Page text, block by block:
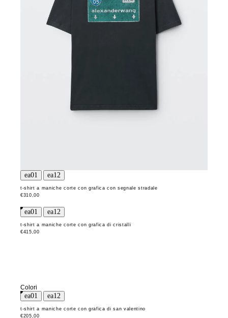
t-shirt a maniche corte con grafica con segnale stradale
€310,00
t-shirt a maniche corte con grafica di cristalli
€415,00
Colori
t-shirt a maniche corte con grafica di san valentino
€205,00